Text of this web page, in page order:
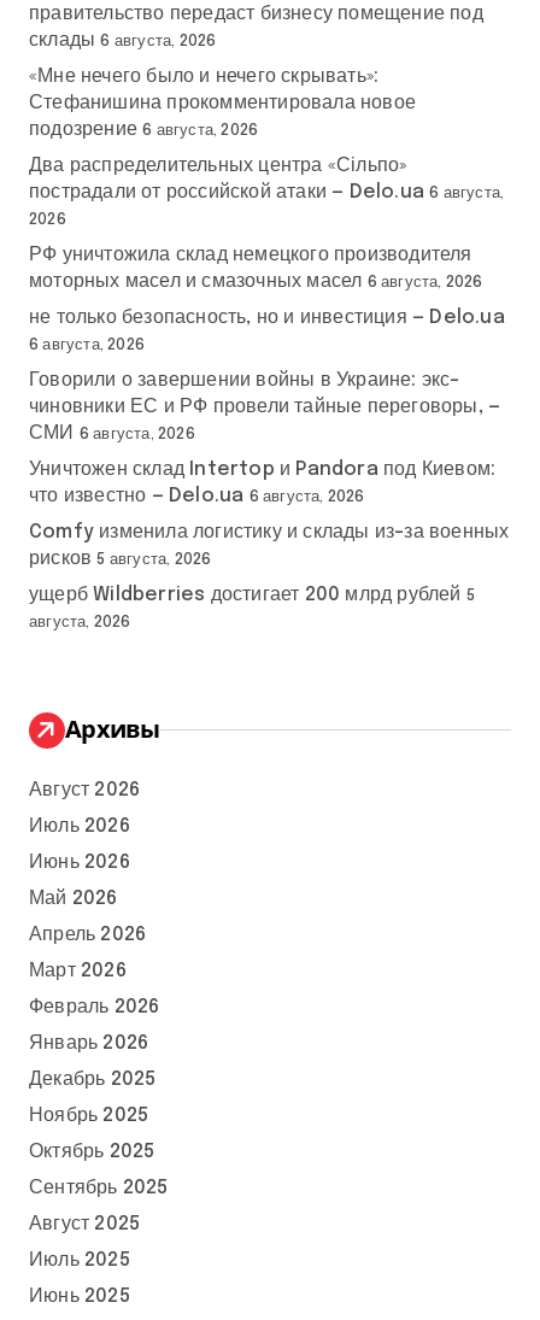
правительство передаст бизнесу помещение под
склады 6 августа, 2026
«Мне нечего было и нечего скрывать»:
Стефанишина прокомментировала новое
подозрение 6 августа, 2026
Два распределительных центра «Сільпо»
пострадали от российской атаки — Delo.ua 6 августа,
2026
РФ уничтожила склад немецкого производителя
моторных масел и смазочных масел 6 августа, 2026
не только безопасность, но и инвестиция — Delo.ua
6 августа, 2026
Говорили о завершении войны в Украине: экс-
чиновники ЕС и РФ провели тайные переговоры, —
СМИ
6 августа, 2026
Уничтожен склад Intertop и Pandora под Киевом:
что известно — Delo.ua 6 августа, 2026
Comfy изменила логистику и склады из-за военных
рисков 5 августа, 2026
ущерб Wildberries достигает 200 млрд рублей 5
августа, 2026
Архивы
Август 2026
Июль 2026
Июнь 2026
Май 2026
Апрель 2026
Март 2026
Февраль 2026
Январь 2026
Декабрь 2025
Ноябрь 2025
Октябрь 2025
Сентябрь 2025
Август 2025
Июль 2025
Июнь 2025